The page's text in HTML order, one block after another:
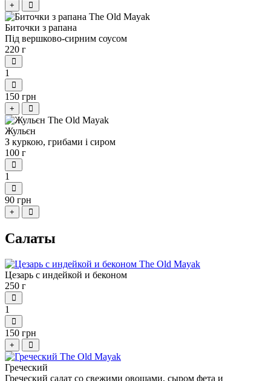
+
Биточки з рапана
Під вершково-сирним соусом
220 г
1
150 грн
+
Жульєн
З куркою, грибами і сиром
100 г
1
90 грн
+
Салаты
Цезарь с индейкой и беконом
250 г
1
150 грн
+
Греческий
Греческий салат со свежими овощами, сыром фета и